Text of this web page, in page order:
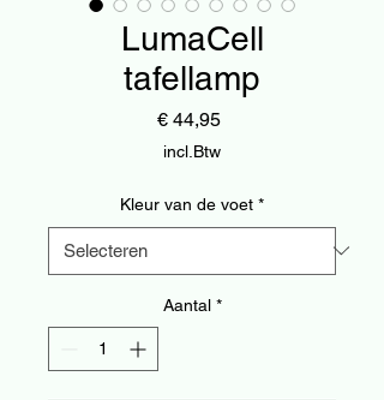
LumaCell
tafellamp
€ 44,95Prijs
incl.Btw
Kleur van de voet *
Aantal *